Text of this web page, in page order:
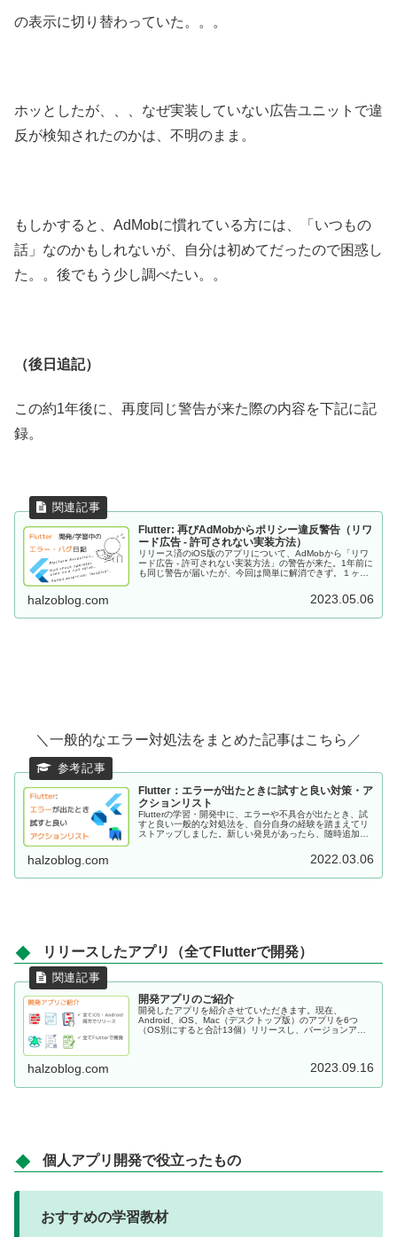
の表示に切り替わっていた。。。
ホッとしたが、、、なぜ実装していない広告ユニットで違
反が検知されたのかは、不明のまま。
もしかすると、AdMobに慣れている方には、「いつもの
話」なのかもしれないが、自分は初めてだったので困惑し
た。。後でもう少し調べたい。。
（後日追記）
この約1年後に、再度同じ警告が来た際の内容を下記に記
録。
Flutter: 再びAdMobからポリシー違反警告（リワ
ード広告 - 許可されない実装方法）
リリース済のiOS版のアプリについて、AdMobから「リワ
ード広告 - 許可されない実装方法」の警告が来た。1年前に
も同じ警告が届いたが、今回は簡単に解消できず。１ヶ月
halzoblog.com 2023.05.06
＼一般的なエラー対処法をまとめた記事はこちら／
Flutter：エラーが出たときに試すと良い対策・ア
クションリスト
Flutterの学習・開発中に、エラーや不具合が出たとき、試
すと良い一般的な対処法を、自分自身の経験を踏まえてリ
ストアップしました。新しい発見があったら、随時追加し
halzoblog.com 2022.03.06
リリースしたアプリ（全てFlutterで開発）
開発アプリのご紹介
開発したアプリを紹介させていただきます。現在、
Android、iOS、Mac（デスクトップ版）のアプリを6つ
（OS別にすると合計13個）リリースし、バージョンアッ
halzoblog.com 2023.09.16
個人アプリ開発で役立ったもの
おすすめの学習教材